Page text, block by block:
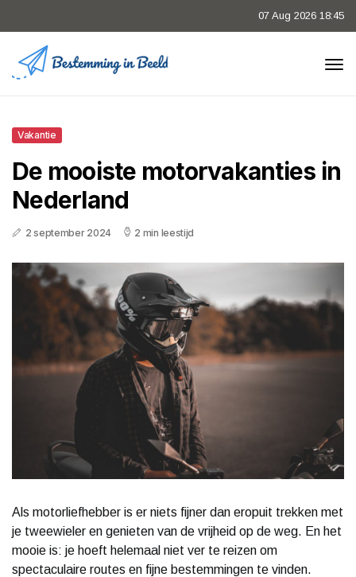
07 Aug 2026 18:45
Vakantie
De mooiste motorvakanties in
Nederland
2 september 2024 2 min leestijd
Als motorliefhebber is er niets fijner dan eropuit trekken met
je tweewieler en genieten van de vrijheid op de weg. En het
mooie is: je hoeft helemaal niet ver te reizen om
spectaculaire routes en fijne bestemmingen te vinden.